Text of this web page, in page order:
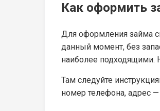
Как оформить
Для оформления займа
данный момент, без
наиболее подходящими.
Там следуйте
номер телефона, адрес